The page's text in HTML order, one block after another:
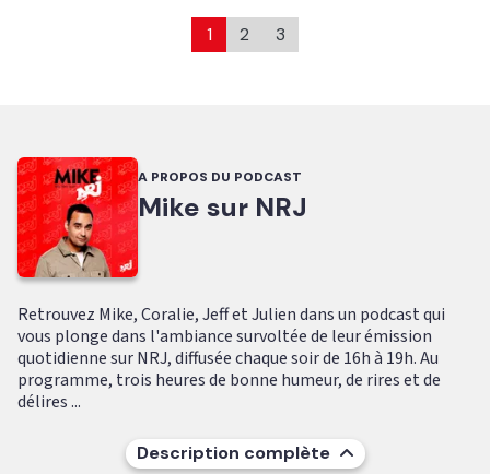
1 2 3
A PROPOS DU PODCAST
Mike sur NRJ
Retrouvez Mike, Coralie, Jeff et Julien dans un podcast qui
vous plonge dans l'ambiance survoltée de leur émission
quotidienne sur NRJ, diffusée chaque soir de 16h à 19h. Au
programme, trois heures de bonne humeur, de rires et de
délires ...
Description complète